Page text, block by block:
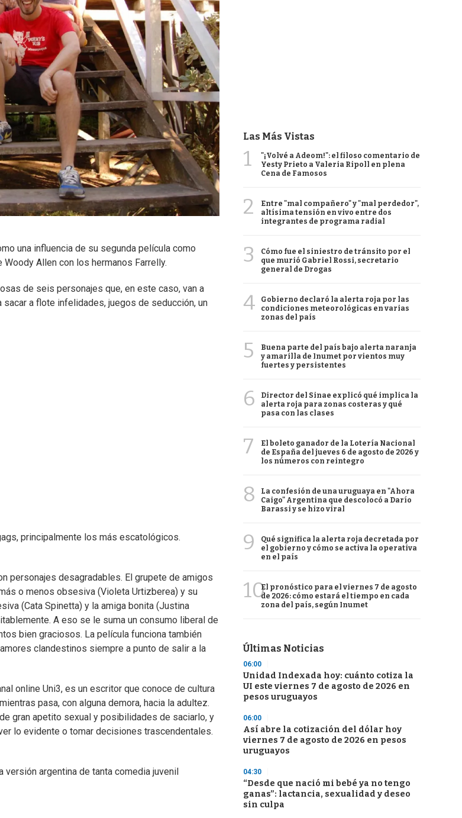
una influencia de su segunda película como
Allen con los hermanos Farrelly.
de seis personajes que, en este caso, van a
sacar a flote infelidades, juegos de seducción, un
principalmente los más escatológicos.
personajes desagradables. El grupete de amigos
o menos obsesiva (Violeta Urtizberea) y su
(Cata Spinetta) y la amiga bonita (Justina
A eso se le suma un consumo liberal de
bien graciosos. La película funciona también
clandestinos siempre a punto de salir a la
online Uni3, es un escritor que conoce de cultura
pasa, con alguna demora, hacia la adultez.
gran apetito sexual y posibilidades de saciarlo, y
lo evidente o tomar decisiones trascendentales.
argentina de tanta comedia juvenil
Las Más Vistas
1
"¡Volvé a Adeom!": el filoso comentario de
Yesty Prieto a Valeria Ripoll en plena
Cena de Famosos
2
Entre "mal compañero" y "mal perdedor",
altísima tensión en vivo entre dos
integrantes de programa radial
3
Cómo fue el siniestro de tránsito por el
que murió Gabriel Rossi, secretario
general de Drogas
4
Gobierno declaró la alerta roja por las
condiciones meteorológicas en varias
zonas del país
5
Buena parte del país bajo alerta naranja
y amarilla de Inumet por vientos muy
fuertes y persistentes
6
Director del Sinae explicó qué implica la
alerta roja para zonas costeras y qué
pasa con las clases
7
El boleto ganador de la Lotería Nacional
de España del jueves 6 de agosto de 2026 y
los números con reintegro
8
La confesión de una uruguaya en "Ahora
Caigo" Argentina que descolocó a Darío
Barassi y se hizo viral
9
Qué significa la alerta roja decretada por
el gobierno y cómo se activa la operativa
en el país
10El pronóstico para el viernes 7 de agosto
de 2026: cómo estará el tiempo en cada
zona del país, según Inumet
Últimas Noticias
06:00
Unidad Indexada hoy: cuánto cotiza la
UI este viernes 7 de agosto de 2026 en
pesos uruguayos
06:00
Así abre la cotización del dólar hoy
viernes 7 de agosto de 2026 en pesos
uruguayos
04:30
“Desde que nació mi bebé ya no tengo
ganas”: lactancia, sexualidad y deseo
sin culpa